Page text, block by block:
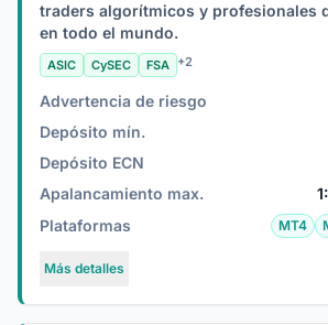
traders algorítmicos y profesionales
en todo el mundo.
ASIC CySEC FSA +2
Advertencia de riesgo
Depósito mín.
Depósito ECN
Apalancamiento max.
Plataformas MT4
Más detalles